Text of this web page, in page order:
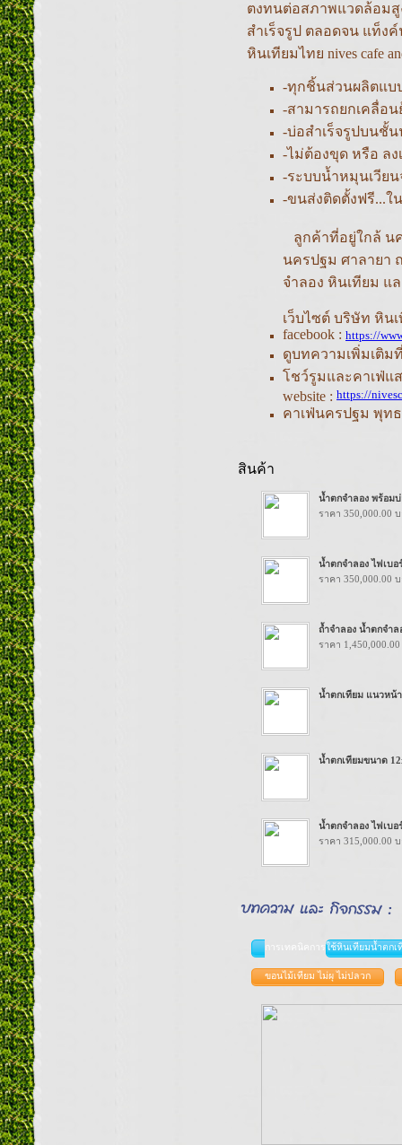
ตงทนต่อสภาพแวดล้อมสู
สำเร็จรูป ตลอดจน แท็ง
หินเทียมไทย nives cafe
-ทุกชิ้นส่วนผลิตแบ
-สามารถยกเคลื่อน
-บ่อสำเร็จรูปบนชั้
-ไม่ต้องขุด หรือ ล
-ระบบน้ำหมุนเวีย
-ขนส่งติดตั้งฟรี...ใ
ลูกค้าที่อยู่ใกล้ น
นครปฐม ศาลายา
จำลอง หินเทียม แ
เว็บไซต์ บริษัท หิน
facebook : https://
ดูบทความเพิ่มเติม
โชว์รูมและคาเฟ่แ
website : https://
คาเฟ่นครปฐม พุท
สินค้า
น้ำตกจำลอง พร้อม
ราคา 350,000.00
น้ำตกจำลอง ไฟเบ
ราคา 350,000.00
ถ้ำจำลอง น้ำตกจำ
ราคา
น้ำตกเทียม แนวหน้
น้ำตกเทียมขนาด
น้ำตกจำลอง ไฟเบ
ราคา 315,000.00
การเทคนิคการใช้หินเทียมน้ำตก
ขอนไม้เทียม ไม่ผุ ไม่ปลวก